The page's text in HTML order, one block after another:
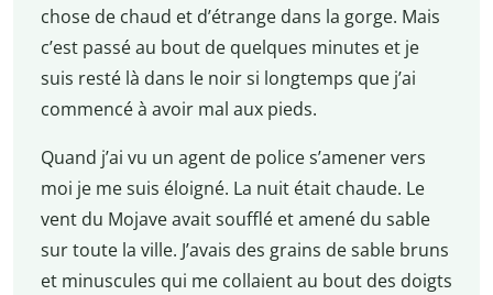
chose de chaud et d’étrange dans la gorge. Mais
c’est passé au bout de quelques minutes et je
suis resté là dans le noir si longtemps que j’ai
commencé à avoir mal aux pieds.
Quand j’ai vu un agent de police s’amener vers
moi je me suis éloigné. La nuit était chaude. Le
vent du Mojave avait soufflé et amené du sable
sur toute la ville. J’avais des grains de sable bruns
et minuscules qui me collaient au bout des doigts